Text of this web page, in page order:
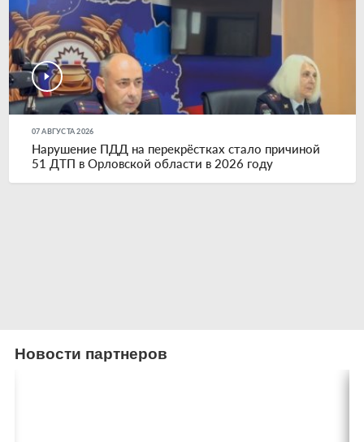
07 АВГУСТА 2026
Нарушение ПДД на перекрёстках стало причиной
51 ДТП в Орловской области в 2026 году
Новости партнеров